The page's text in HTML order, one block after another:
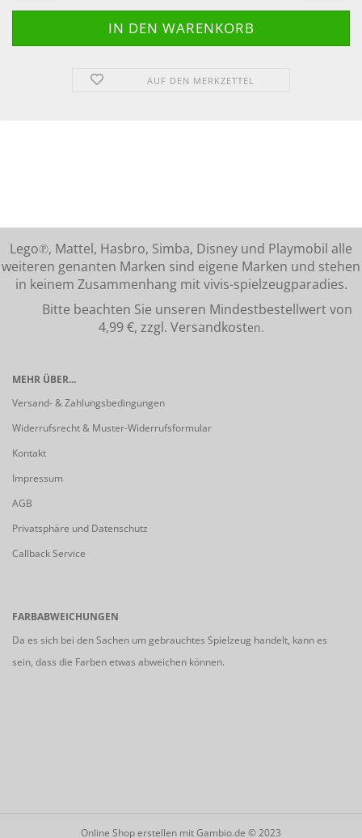
AUF DEN MERKZETTEL
Lego℗, Mattel, Hasbro, Simba, Disney und Playmobil alle
weiteren genanten Marken sind eigene Marken und stehen
in keinem Zusammenhang mit vivis-spielzeugparadies.
Bitte beachten Sie unseren Mindestbestellwert von
4,99 €, zzgl. Versandkosten.
MEHR ÜBER...
Versand- & Zahlungsbedingungen
Widerrufsrecht & Muster-Widerrufsformular
Kontakt
Impressum
AGB
Privatsphäre und Datenschutz
Callback Service
FARBABWEICHUNGEN
Da es sich bei den Sachen um gebrauchtes Spielzeug handelt, kann es
sein, dass die Farben etwas abweichen können.
Online Shop erstellen mit Gambio.de © 2023